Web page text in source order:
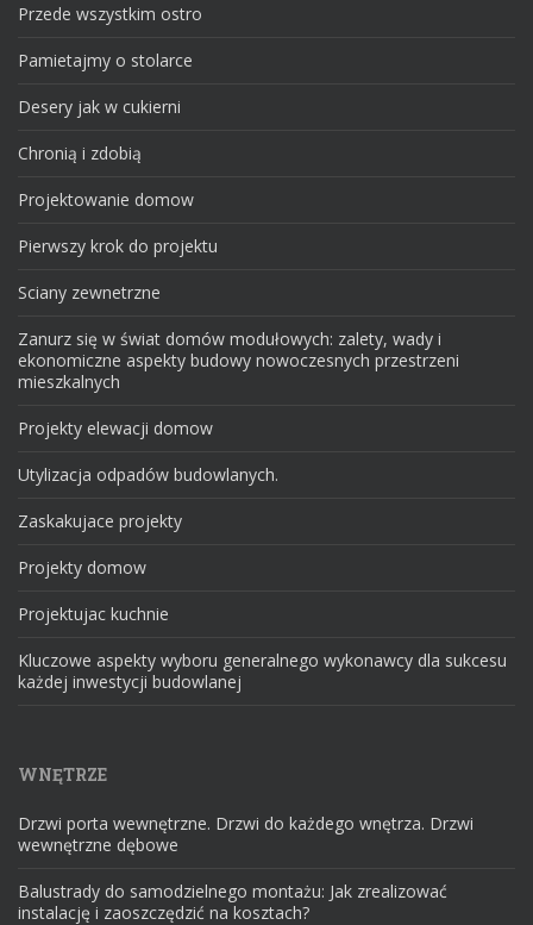
Przede wszystkim ostro
Pamietajmy o stolarce
Desery jak w cukierni
Chronią i zdobią
Projektowanie domow
Pierwszy krok do projektu
Sciany zewnetrzne
Zanurz się w świat domów modułowych: zalety, wady i
ekonomiczne aspekty budowy nowoczesnych przestrzeni
mieszkalnych
Projekty elewacji domow
Utylizacja odpadów budowlanych.
Zaskakujace projekty
Projekty domow
Projektujac kuchnie
Kluczowe aspekty wyboru generalnego wykonawcy dla sukcesu
każdej inwestycji budowlanej
WNĘTRZE
Drzwi porta wewnętrzne. Drzwi do każdego wnętrza. Drzwi
wewnętrzne dębowe
Balustrady do samodzielnego montażu: Jak zrealizować
instalację i zaoszczędzić na kosztach?